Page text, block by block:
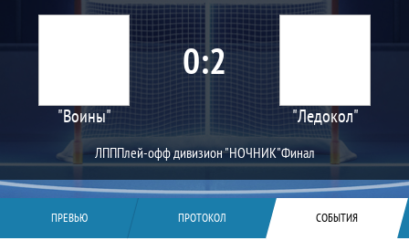
"Воины"
0 2
"Ледокол"
ЛПППлей-офф дивизион "НОЧНИК"Финал
ПРЕВЬЮ ПРОТОКОЛ СОБЫТИЯ